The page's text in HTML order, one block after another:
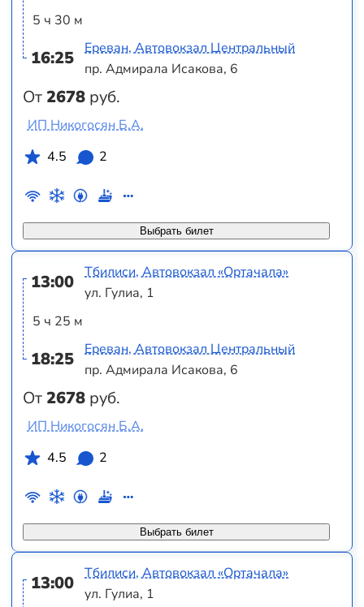
5 ч 30 м
16:25
От2678 руб.
Ереван, Автовокзал Центральный
пр. Адмирала Исакова, 6
Выбрать билет
ИП Никогосян Б.А.
4.5
2
13:00
5 ч 25 м
18:25
От2678 руб.
Тбилиси, Автовокзал «Ортачала»
ул. Гулиа, 1
Ереван, Автовокзал Центральный
пр. Адмирала Исакова, 6
Выбрать билет
ИП Никогосян Б.А.
4.5
2
13:00
Тбилиси, Автовокзал «Ортачала»
ул. Гулиа, 1